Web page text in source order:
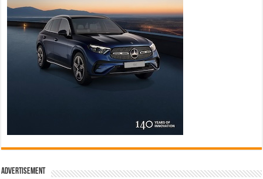
Advertisement